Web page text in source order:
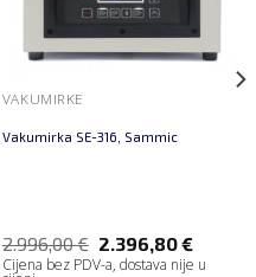
VAKUMIRKE
Vakumirka SE-316, Sammic
2.996,00€ 2.396,80€
Cijena bez PDV-a, dostava nije u